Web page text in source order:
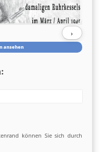
›
ansehen
können Sie sich durch